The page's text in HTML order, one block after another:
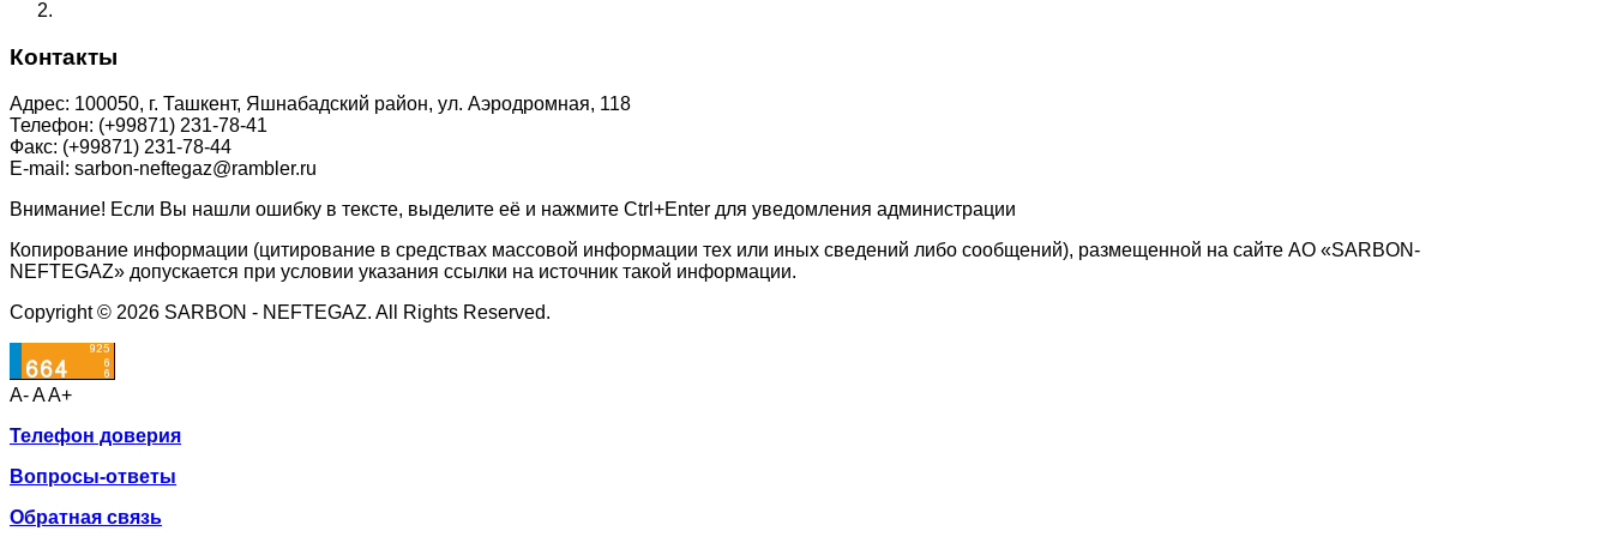
Контакты
Адрес: 100050, г. Ташкент, Яшнабадский район, ул. Аэродромная, 118
Телефон: (+99871) 231-78-41
Факс: (+99871) 231-78-44
E-mail: sarbon-neftegaz@rambler.ru
Внимание! Если Вы нашли ошибку в тексте, выделите её и нажмите Ctrl+Enter для уведомления администрации
Копирование информации (цитирование в средствах массовой информации тех или иных сведений либо сообщений), размещенной на сайте АО «SARBON-
NEFTEGAZ» допускается при условии указания ссылки на источник такой информации.
Copyright © 2026 SARBON - NEFTEGAZ. All Rights Reserved.
A-AA+
Телефон доверия
Вопросы-ответы
Обратная связь